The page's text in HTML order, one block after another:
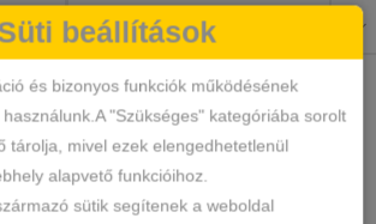
VÁLASSZ EGY LEHETŐSÉGET
beállítások
és bizonyos funkciók működésének
"Szükséges" kategóriába sorolt
tárolja, mivel ezek elengedhetetlenül
alapvető funkcióihoz.
sütik segítenek a weboldal